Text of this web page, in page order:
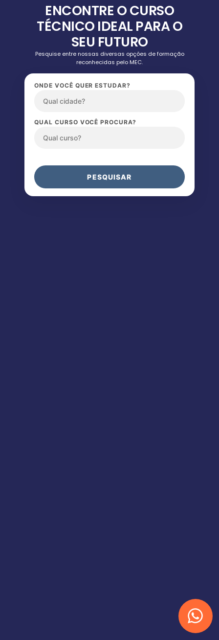
ENCONTRE O CURSO
TÉCNICO IDEAL PARA O
SEU FUTURO
Pesquise entre nossas diversas opções de formação
reconhecidas pelo MEC.
ONDE VOCÊ QUER ESTUDAR?
QUAL CURSO VOCÊ PROCURA?
PESQUISAR